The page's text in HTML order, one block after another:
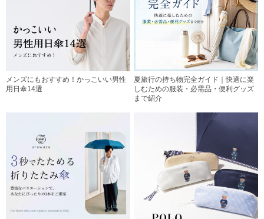
メンズにもおすすめ！かっこいい男性
用日傘14選
夏旅行の持ち物完全ガイド｜快適に楽
しむための服装・必需品・便利グッズ
まで紹介